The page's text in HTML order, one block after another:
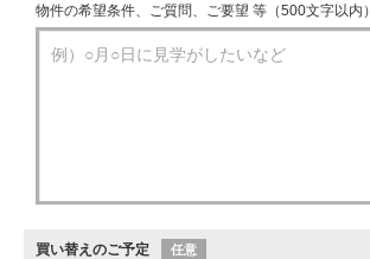
物件の希望条件、ご質問、ご要望 等（500文字以内）
買い替えのご予定 任意